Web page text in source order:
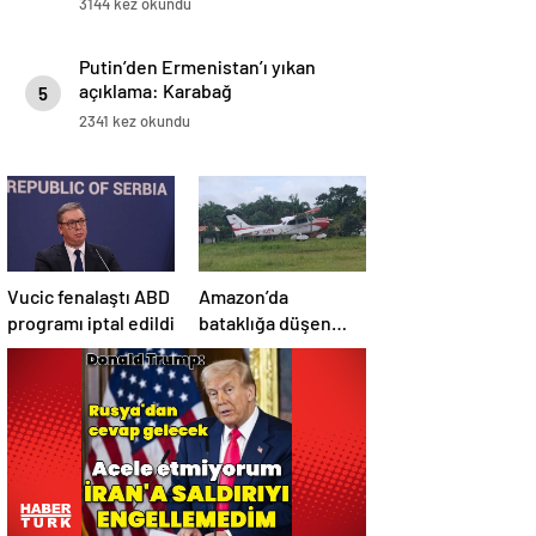
3144 kez okundu
5
Putin’den Ermenistan’ı yıkan
açıklama: Karabağ
Azerbaycan’ın ayrılmaz bir
2341 kez okundu
Vucic fenalaştı ABD
programı iptal edildi
Amazon’da
bataklığa düşen
uçağın yolcuları, 36
saat kurtarılmayı
bekledi